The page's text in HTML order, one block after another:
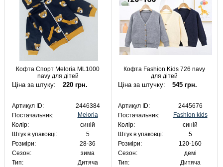
Кофта Спорт Meloria ML1000
navy для дітей
Ціна за штуку: 220 грн.
Артикул ID:
2446384
Постачальник:
Meloria
Колір:
синій
Штук в упаковці:
5
Розміри:
28-36
Сезон:
зима
Тип:
Дитяча
Кофта Fashion Kids 726 navy
для дітей
Ціна за штучку: 545 грн.
Артикул ID:
2445676
Постачальник:
Fashion kids
Колір:
синій
Штук в упаковці:
5
Розміри:
120-160
Сезон:
демі
Тип:
Дитяча